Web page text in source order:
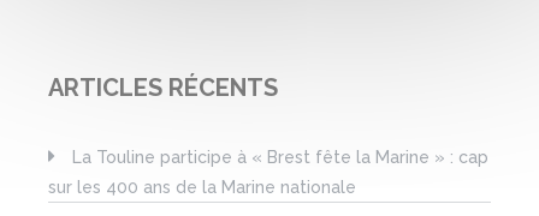
ARTICLES RÉCENTS
La Touline participe à « Brest fête la Marine » : cap
sur les 400 ans de la Marine nationale